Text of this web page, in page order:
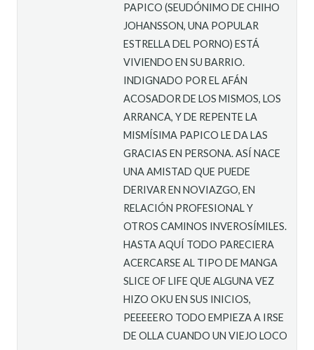
PAPICO (SEUDÓNIMO DE CHIHO
JOHANSSON, UNA POPULAR
ESTRELLA DEL PORNO) ESTÁ
VIVIENDO EN SU BARRIO.
INDIGNADO POR EL AFÁN
ACOSADOR DE LOS MISMOS, LOS
ARRANCA, Y DE REPENTE LA
MISMÍSIMA PAPICO LE DA LAS
GRACIAS EN PERSONA. ASÍ NACE
UNA AMISTAD QUE PUEDE
DERIVAR EN NOVIAZGO, EN
RELACIÓN PROFESIONAL Y
OTROS CAMINOS INVEROSÍMILES.
HASTA AQUÍ TODO PARECIERA
ACERCARSE AL TIPO DE MANGA
SLICE OF LIFE QUE ALGUNA VEZ
HIZO OKU EN SUS INICIOS,
PEEEEERO TODO EMPIEZA A IRSE
DE OLLA CUANDO UN VIEJO LOCO